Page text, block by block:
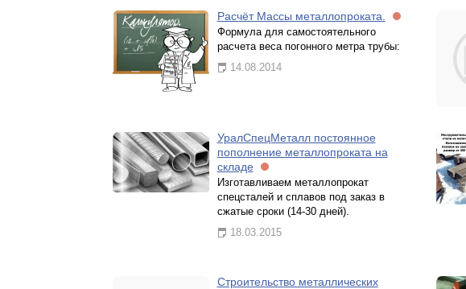
Расчёт Массы металлопроката.
Формула для самостоятельного
расчета веса погонного метра трубы:
14.08.2014
УралСпецМеталл постоянное
пополнение металлопроката на
складе
Изготавливаем металлопрокат
спецсталей и сплавов под заказ в
сжатые сроки (14-30 дней).
18.03.2015
Строительство металлических